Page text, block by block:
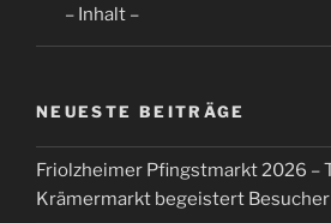
– Inhalt –
NEUESTE BEITRÄGE
Friolzheimer Pfingstmarkt 2026 –
Krämermarkt begeistert Besucher